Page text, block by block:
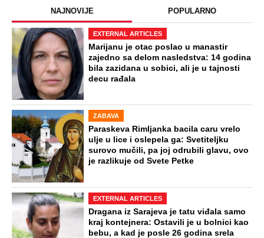
NAJNOVIJE POPULARNO
EXTERNAL ARTICLES
Marijanu je otac poslao u manastir
zajedno sa delom nasledstva: 14 godina
bila zazidana u sobici, ali je u tajnosti
decu rađala
ZABAVA
Paraskeva Rimljanka bacila caru vrelo
ulje u lice i oslepela ga: Svetiteljku
surovo mučili, pa joj odrubili glavu, ovo
je razlikuje od Svete Petke
EXTERNAL ARTICLES
Dragana iz Sarajeva je tatu viđala samo
kraj kontejnera: Ostavili je u bolnici kao
bebu, a kad je posle 26 godina srela